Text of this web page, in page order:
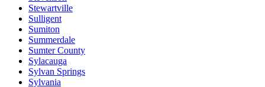
Stewartville
Sulligent
Sumiton
Summerdale
Sumter County
Sylacauga
Sylvan Springs
Sylvania